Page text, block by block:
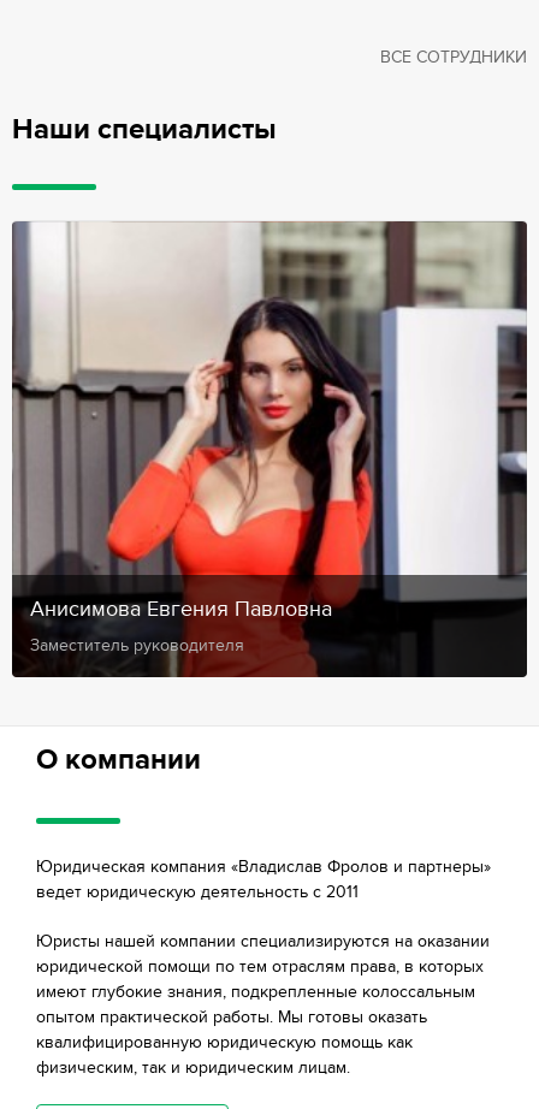
Наши специалисты
ВСЕ СОТРУДНИКИ
Анисимова Евгения Павловна
Заместитель руководителя
О компании
Юридическая компания «Владислав Фролов и партнеры»
ведет юридическую деятельность с 2011
Юристы нашей компании специализируются на оказании
юридической помощи по тем отраслям права, в которых
имеют глубокие знания, подкрепленные колоссальным
опытом практической работы. Мы готовы оказать
квалифицированную юридическую помощь как
физическим, так и юридическим лицам.